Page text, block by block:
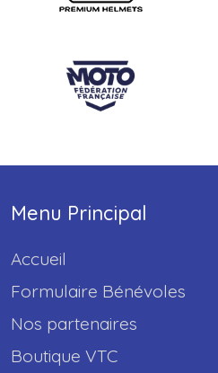
Menu Principal
Accueil
Formulaire Bénévoles
Nos partenaires
Boutique VTC